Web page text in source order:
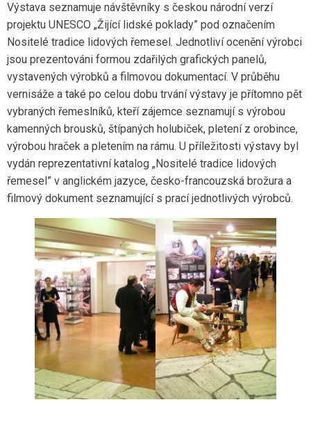
Výstava seznamuje návštěvníky s českou národní verzí
projektu UNESCO „Žijící lidské poklady” pod označením
Nositelé tradice lidových řemesel. Jednotliví ocenění výrobci
jsou prezentováni formou zdařilých grafických panelů,
vystavených výrobků a filmovou dokumentací. V průběhu
vernisáže a také po celou dobu trvání výstavy je přítomno pět
vybraných řemeslníků, kteří zájemce seznamují s výrobou
kamenných brousků, štípaných holubiček, pletení z orobince,
výrobou hraček a pletením na rámu. U příležitosti výstavy byl
vydán reprezentativní katalog „Nositelé tradice lidových
řemesel” v anglickém jazyce, česko-francouzská brožura a
filmový dokument seznamující s prací jednotlivých výrobců.